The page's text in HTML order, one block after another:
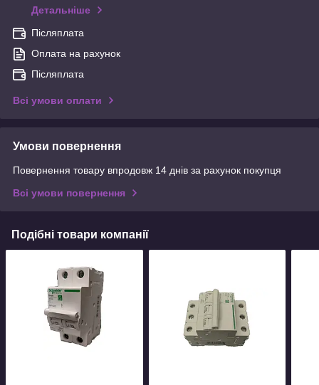
Детальніше
Післяплата
Оплата на рахунок
Післяплата
Всі умови оплати
Умови повернення
Повернення товару впродовж 14 днів за рахунок покупця
Всі умови повернення
Подібні товари компанії